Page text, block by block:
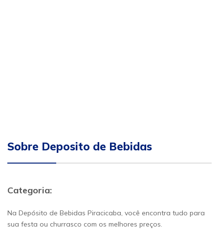
Sobre Deposito de Bebidas
Categoria:
Na Depósito de Bebidas Piracicaba, você encontra tudo para
sua festa ou churrasco com os melhores preços.